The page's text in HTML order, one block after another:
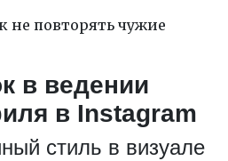
не повторять чужие
в ведении
в Instagram
стиль в визуале